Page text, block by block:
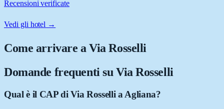
Recensioni verificate
Vedi gli hotel →
Come arrivare aVia Rosselli
Domande frequenti su Via Rosselli
Qual è il CAP di Via Rosselli a Agliana?